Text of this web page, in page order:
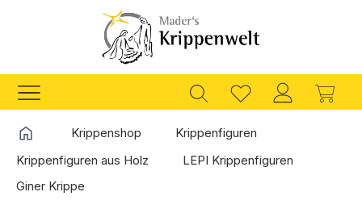
Zum Hauptinhalt springen
StartseiteKrippenshop
Krippenfiguren
Krippenfiguren aus Holz
LEPI Krippenfiguren
Giner Krippe